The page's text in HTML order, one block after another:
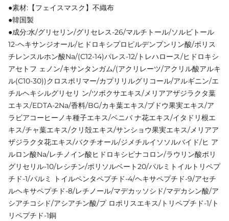
●素材:【フェイスマスク】不織布
●韓国製
●成分:水/グリセリン/グリセレス-26/マルチトール/ソルビトール
12-ヘキサンジオール/ヒドロキシプロピルデンプンリン酸/ポリス
チレンスルホン酸Na/(C12-14)パレス-12/トレハロース/ヒドロキシ
アセトフ ェノン/キサンタンガム/(アクリレーツ/アクリル酸アルキ
ル(C10-30))クロスポリマー/カプリリルグリコール/アルギニン/エ
チルヘキシルグリセリ ン/ツボクサエキス/メリアアザジラクタ葉
エキス/EDTA-2Na/香料/BG/カキ葉エキス/ブドウ果実エキス/ア
ラビアコーヒーノキ種子エキス/ベニバ ナ花エキス/イタドリ根エ
キス/チャ葉エキス/クリ殻エキス/サンショウ果実エキス/メリアア
ザジラクタ花エキス/バクチオール/ジメチルイソソルバイド/ヒ ア
ルロン酸Na/レチノイン酸ヒドロキシピナコロン/ラウリン酸ポリ
グリセリル-10/レシチン/ポリソルベート20/パルミトイルトリペプ
チド-1/パルミ トイルペンタペプチド-4/ヘキサペプチド-9/アセチ
ルヘキサペプチド-8/レチノール/マデカッソシド/マデカシン酸/ア
シアチコシド/アシアチン酸/プ ロポリスエキス/トリペプチド-1/ト
リペプチド-1銅